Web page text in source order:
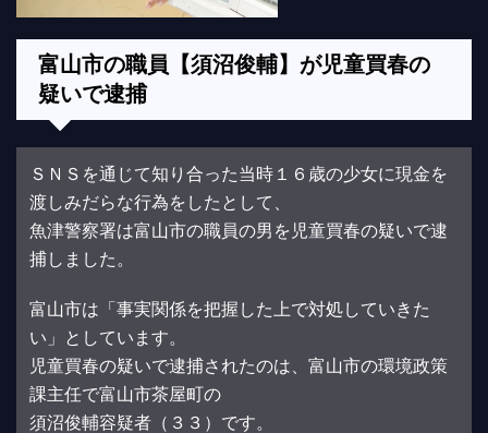
富山市の職員【須沼俊輔】が児童買春の
疑いで逮捕
ＳＮＳを通じて知り合った当時１６歳の少女に現金を
渡しみだらな行為をしたとして、
魚津警察署は富山市の職員の男を児童買春の疑いで逮
捕しました。
富山市は「事実関係を把握した上で対処していきた
い」としています。
児童買春の疑いで逮捕されたのは、富山市の環境政策
課主任で富山市茶屋町の
須沼俊輔容疑者（３３）です。